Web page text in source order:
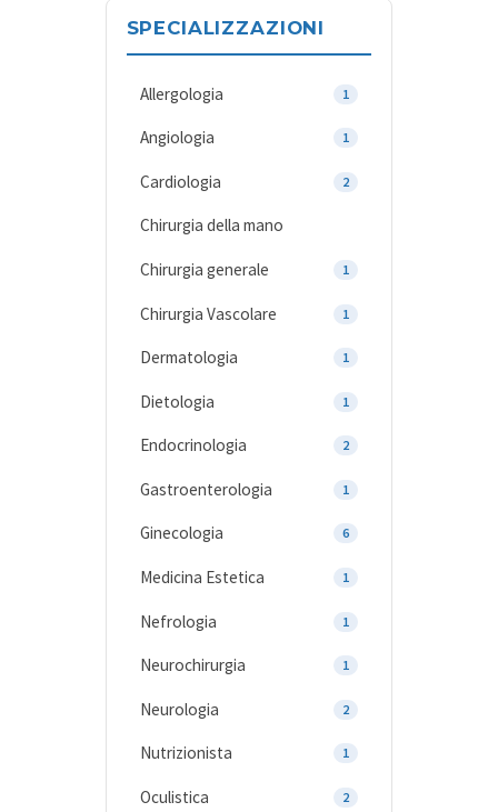
SPECIALIZZAZIONI
Allergologia 1
Angiologia 1
Cardiologia 2
Chirurgia della mano
Chirurgia generale 1
Chirurgia Vascolare 1
Dermatologia 1
Dietologia 1
Endocrinologia 2
Gastroenterologia 1
Ginecologia 6
Medicina Estetica 1
Nefrologia 1
Neurochirurgia 1
Neurologia 2
Nutrizionista 1
Oculistica 2